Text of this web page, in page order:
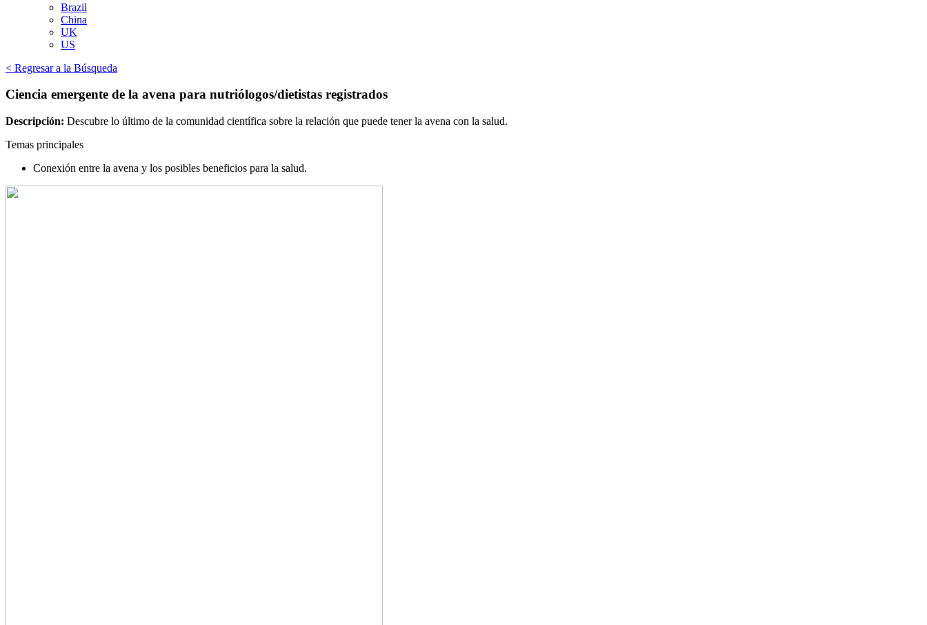
Brazil
China
UK
US
< Regresar a la Búsqueda
Ciencia emergente de la avena para nutriólogos/dietistas registrados
Descripción: Descubre lo último de la comunidad científica sobre la relación que puede tener la avena con la salud.
Temas principales
Conexión entre la avena y los posibles beneficios para la salud.